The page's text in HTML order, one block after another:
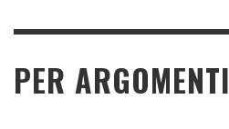
PER ARGOMENTI